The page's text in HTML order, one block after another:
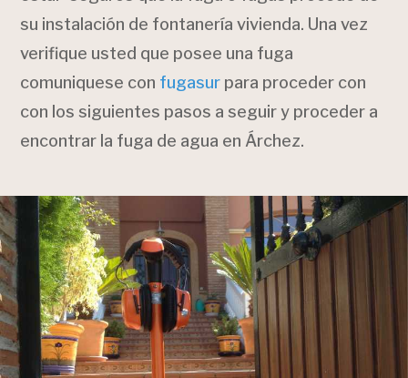
su instalación de fontanería vivienda. Una vez
verifique usted que posee una fuga
comuniquese con fugasur para proceder con
con los siguientes pasos a seguir y proceder a
encontrar la fuga de agua en Árchez.